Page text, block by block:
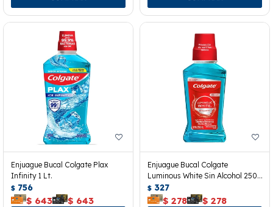
Enjuague Bucal Colgate Plax
Infinity 1 Lt.
$ 756
$ 643 $ 643
Enjuague Bucal Colgate
Luminous White Sin Alcohol 250
Ml.
$ 327
$ 278 $ 278